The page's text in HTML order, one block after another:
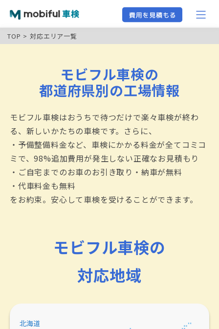
TOP 対応エリア一覧
モビフル車検の
都道府県別の工場情報
モビフル車検はおうちで待つだけで楽々車検が終わ
る、新しいかたちの車検です。さらに、
・予備整備料金など、車検にかかる料金が全てコミコ
ミで、98%追加費用が発生しない正確なお見積もり
・ご自宅までのお車のお引き取り・納車が無料
・代車料金も無料
をお約束。安心して車検を受けることができます。
モビフル車検の
対応地域
北海道